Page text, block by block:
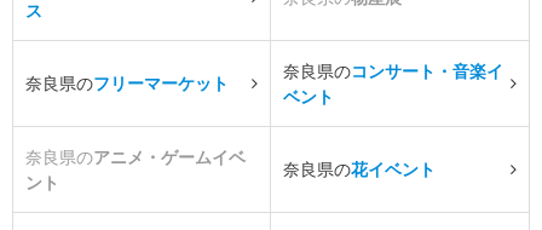
ス
奈良県のフリーマーケット
奈良県のコンサート・音楽イ
ベント
奈良県のアニメ・ゲームイベ
ント
奈良県の花イベント